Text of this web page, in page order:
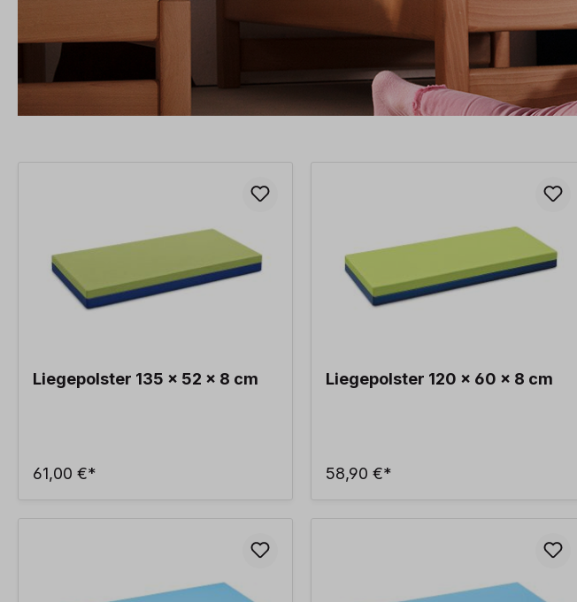
Liegepolster 135 x 52 x 8 cm
61,00 €*
Liegepolster 120 x 60 x 8 cm
58,90 €*